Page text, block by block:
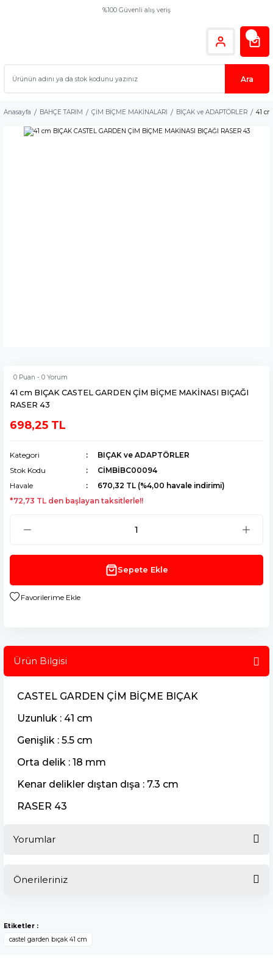
%100 Güvenli alış veriş
Ara
Anasayfa BAHÇE TARIM ÇİM BİÇME MAKİNALARI BIÇAK ve ADAPTÖRLER 41
0 Puan - 0 Yorum
41 cm BIÇAK CASTEL GARDEN ÇİM BİÇME MAKİNASI BIÇAĞI
RASER 43
698,25 TL
Kategori
BIÇAK ve ADAPTÖRLER
Stok Kodu
CİMBİBC00094
Havale
670,32 TL (%4,00 havale indirimi)
*72,73 TL den başlayan taksitlerle!!
Sepete Ekle
Ürün Bilgisi
CASTEL GARDEN ÇİM BİÇME BIÇAK
Uzunluk : 41 cm
Genişlik : 5.5 cm
Orta delik : 18 mm
Kenar delikler dıştan dışa : 7.3 cm
RASER 43
Yorumlar
Önerileriniz
kullanarak tarafımıza iletebilirsiniz.
Görüş ve önerileriniz için teşekkür ederiz.
Etiketler :
castel garden bıçak 41 cm